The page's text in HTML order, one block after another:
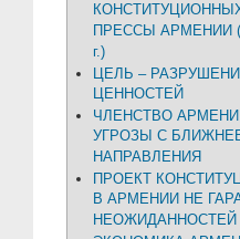
ПРЕССЫ АРМЕНИИ
г.)
ЦЕЛЬ –
ЦЕННОСТЕЙ
ЧЛЕНСТВО
УГРОЗЫ С
НАПРАВЛЕНИЯ
ПРОЕКТ
В АРМЕНИИ НЕ
НЕОЖИДАННОСТЕЙ